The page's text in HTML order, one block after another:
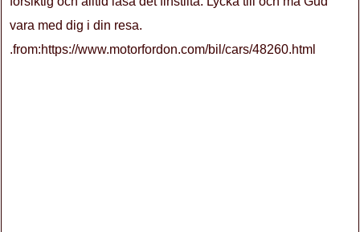
vara med dig i din resa.
.from:https://www.motorfordon.com/bil/cars/48260.html